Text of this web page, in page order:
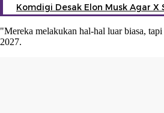
Komdigi Desak Elon Musk Agar
"Mereka melakukan hal-hal luar biasa,
2027.